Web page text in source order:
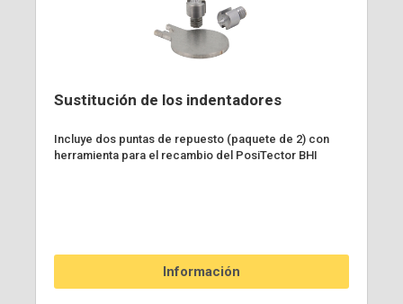
Sustitución de los indentadores
Incluye dos puntas de repuesto (paquete de 2) con
herramienta para el recambio del PosiTector BHI
Información